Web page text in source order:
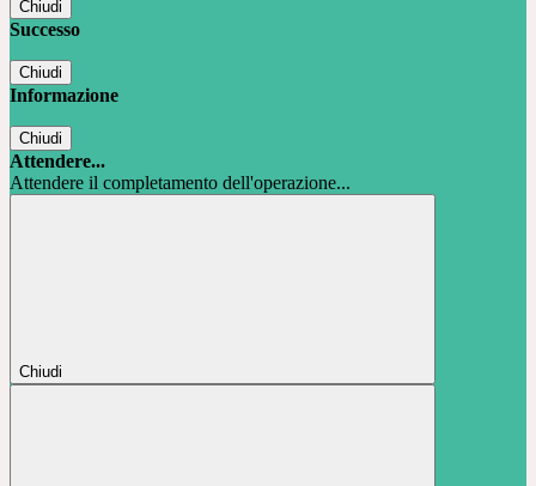
Chiudi
Successo
Chiudi
Informazione
Chiudi
Attendere...
Attendere il completamento dell'operazione...
Chiudi